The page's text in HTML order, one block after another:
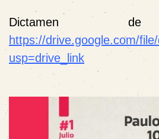
Dictamen de
https://drive.google.com/
usp=drive_link